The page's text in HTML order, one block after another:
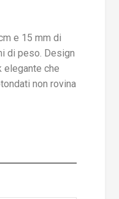
e 15 mm di
di peso. Design
elegante che
non rovina